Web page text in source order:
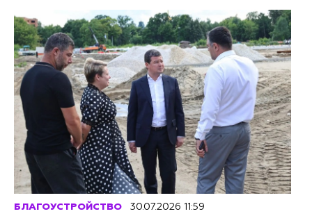
БЛАГОУСТРОЙСТВО 30.07.2026 11:59